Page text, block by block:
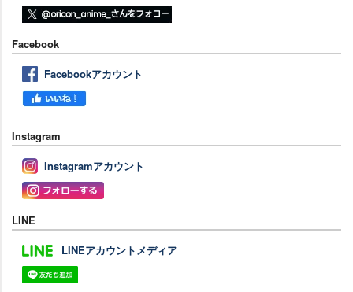
Facebook
Facebookアカウント
Instagram
Instagramアカウント
LINE
LINEアカウントメディア